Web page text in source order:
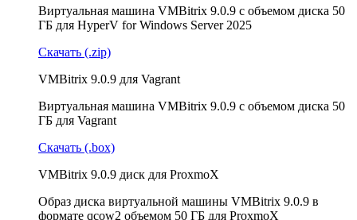
Виртуальная машина VMBitrix 9.0.9 с объемом диска 50
ГБ для HyperV for Windows Server 2025
Скачать (.zip)
VMBitrix 9.0.9 для Vagrant
Виртуальная машина VMBitrix 9.0.9 с объемом диска 50
ГБ для Vagrant
Скачать (.box)
VMBitrix 9.0.9 диск для ProxmoX
Образ диска виртуальной машины VMBitrix 9.0.9 в
формате qcow2 объемом 50 ГБ для ProxmoX